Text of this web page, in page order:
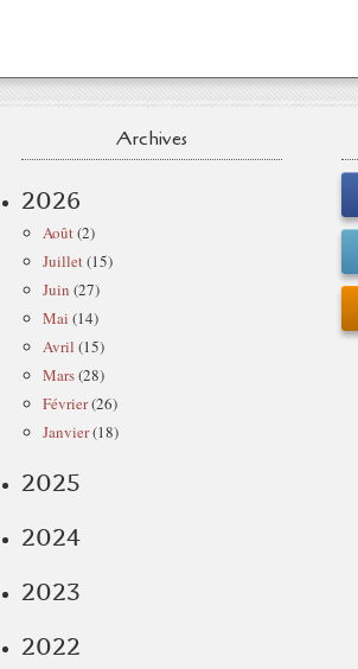
Archives
2026
Août(2)
Juillet(15)
Juin (27)
Mai (14)
Avril (15)
Mars(28)
Février(26)
Janvier(18)
2025
2024
2023
2022